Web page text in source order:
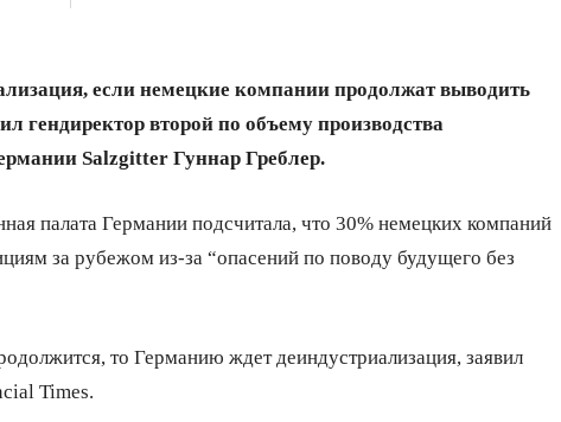
если немецкие компании продолжат выводить
гендиректор второй по объему производства
Salzgitter Гуннар Греблер.
палата Германии подсчитала, что 30% немецких компаний
за рубежом из-за “опасений по поводу будущего без
то Германию ждет деиндустриализация, заявил
Times.